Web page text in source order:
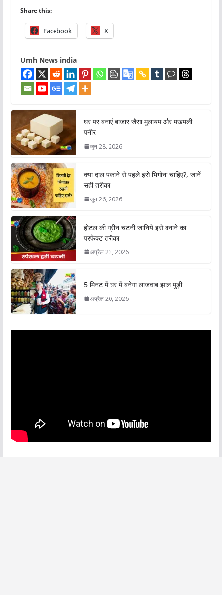
Share this:
Facebook X
Umh News india
घर पर बनाएं बाजार जैसा मुलायम और मखमली
पनीर
जून 28, 2026
क्या दाल पकाने से पहले इसे भिगोना चाहिए?, जानें
सही तरीका
जून 26, 2026
होटल की ग्रीन चटनी जानिये इसे बनाने का
परफेक्ट तरीका
अप्रैल 23, 2026
5 मिनट में घर में बनेगा लाजवाब झाल मुड़ी
अप्रैल 20, 2026